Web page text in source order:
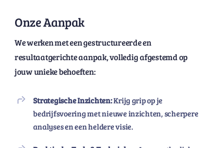
Onze Aanpak
We werken meteen gestructureerdeen
resultaatgerichteaanpak, volledigafgestemd op
jouw unieke behoeften:
Strategische Inzichten:Krijg grip op je
bedrijfsvoering met nieuwe inzichten, scherpere
analyses en een heldere visie.